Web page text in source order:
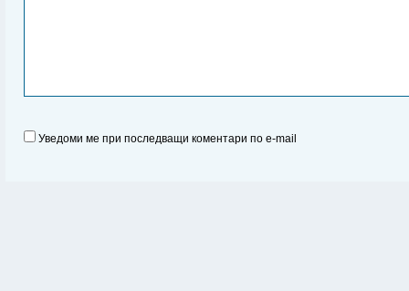
Уведоми ме при последващи коментари по e-mail